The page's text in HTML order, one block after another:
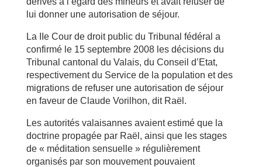
lui donner une autorisation de séjour.
La IIe Cour de droit public du Tribunal fédéral a
confirmé le 15 septembre 2008 les décisions du
Tribunal cantonal du Valais, du Conseil d’Etat,
respectivement du Service de la population et des
migrations de refuser une autorisation de séjour
en faveur de Claude Vorilhon, dit Raël.
Les autorités valaisannes avaient estimé que la
doctrine propagée par Raël, ainsi que les stages
de « méditation sensuelle » régulièrement
organisés par son mouvement pouvaient